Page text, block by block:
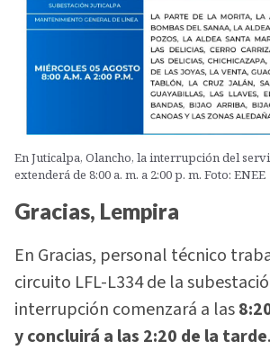
En Juticalpa, Olancho, la interrupción del
extenderá de 8:00 a. m. a 2:00 p. m. Foto: ENEE
Gracias, Lempira
En Gracias, personal técnico
circuito LFL-L334 de la
interrupción comenzará a las
y concluirá a las 2:20 de la tarde.